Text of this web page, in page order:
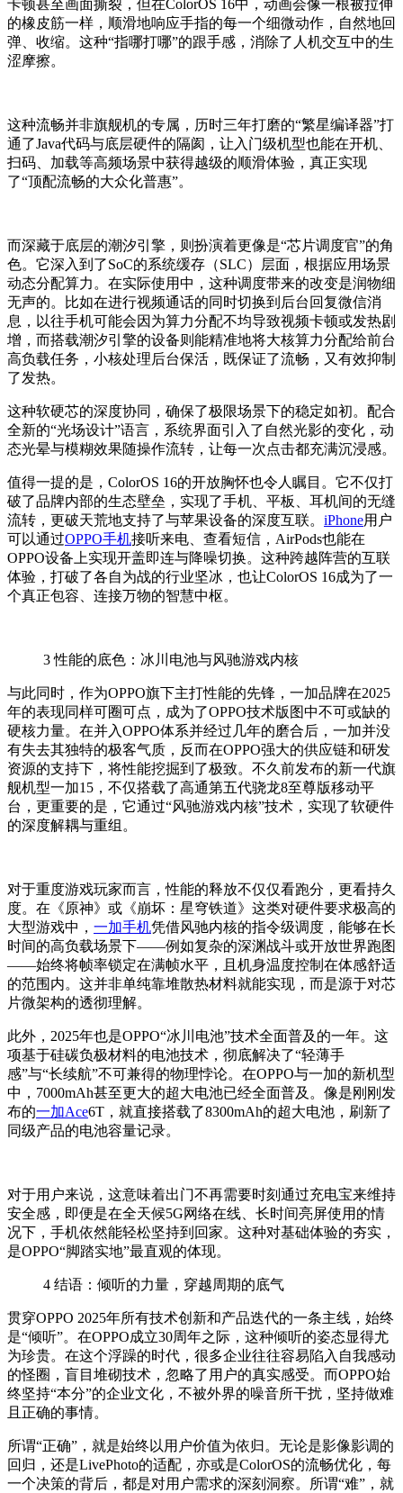
卡顿甚至画面撕裂，但在ColorOS 16中，动画会像一根被拉伸
的橡皮筋一样，顺滑地响应手指的每一个细微动作，自然地回
弹、收缩。这种“指哪打哪”的跟手感，消除了人机交互中的生
涩摩擦。
这种流畅并非旗舰机的专属，历时三年打磨的“繁星编译器”打
通了Java代码与底层硬件的隔阂，让入门级机型也能在开机、
扫码、加载等高频场景中获得越级的顺滑体验，真正实现
了“顶配流畅的大众化普惠”。
而深藏于底层的潮汐引擎，则扮演着更像是“芯片调度官”的角
色。它深入到了SoC的系统缓存（SLC）层面，根据应用场景
动态分配算力。在实际使用中，这种调度带来的改变是润物细
无声的。比如在进行视频通话的同时切换到后台回复微信消
息，以往手机可能会因为算力分配不均导致视频卡顿或发热剧
增，而搭载潮汐引擎的设备则能精准地将大核算力分配给前台
高负载任务，小核处理后台保活，既保证了流畅，又有效抑制
了发热。
这种软硬芯的深度协同，确保了极限场景下的稳定如初。配合
全新的“光场设计”语言，系统界面引入了自然光影的变化，动
态光晕与模糊效果随操作流转，让每一次点击都充满沉浸感。
值得一提的是，ColorOS 16的开放胸怀也令人瞩目。它不仅打
破了品牌内部的生态壁垒，实现了手机、平板、耳机间的无缝
流转，更破天荒地支持了与苹果设备的深度互联。 iPhone用户
可以通过OPPO手机接听来电、查看短信，AirPods也能在
OPPO设备上实现开盖即连与降噪切换。这种跨越阵营的互联
体验，打破了各自为战的行业坚冰，也让ColorOS 16成为了一
个真正包容、连接万物的智慧中枢。
3性能的底色：冰川电池与风驰游戏内核
与此同时，作为OPPO旗下主打性能的先锋，一加品牌在2025
年的表现同样可圈可点，成为了OPPO技术版图中不可或缺的
硬核力量。在并入OPPO体系并经过几年的磨合后，一加并没
有失去其独特的极客气质，反而在OPPO强大的供应链和研发
资源的支持下，将性能挖掘到了极致。不久前发布的新一代旗
舰机型一加15，不仅搭载了高通第五代骁龙8至尊版移动平
台，更重要的是，它通过“风驰游戏内核”技术，实现了软硬件
的深度解耦与重组。
对于重度游戏玩家而言，性能的释放不仅仅看跑分，更看持久
度。在《原神》或《崩坏：星穹铁道》这类对硬件要求极高的
大型游戏中， 一加手机凭借风驰内核的指令级调度，能够在长
时间的高负载场景下——例如复杂的深渊战斗或开放世界跑图
——始终将帧率锁定在满帧水平，且机身温度控制在体感舒适
的范围内。这并非单纯靠堆散热材料就能实现，而是源于对芯
片微架构的透彻理解。
此外，2025年也是OPPO“冰川电池”技术全面普及的一年。这
项基于硅碳负极材料的电池技术，彻底解决了“轻薄手
感”与“长续航”不可兼得的物理悖论。在OPPO与一加的新机型
中，7000mAh甚至更大的超大电池已经全面普及。像是刚刚发
布的一加Ace6T，就直接搭载了8300mAh的超大电池，刷新了
同级产品的电池容量记录。
对于用户来说，这意味着出门不再需要时刻通过充电宝来维持
安全感，即便是在全天候5G网络在线、长时间亮屏使用的情
况下，手机依然能轻松坚持到回家。这种对基础体验的夯实，
是OPPO“脚踏实地”最直观的体现。
4 结语：倾听的力量，穿越周期的底气
贯穿OPPO 2025年所有技术创新和产品迭代的一条主线，始终
是“倾听”。在OPPO成立30周年之际，这种倾听的姿态显得尤
为珍贵。在这个浮躁的时代，很多企业往往容易陷入自我感动
的怪圈，盲目堆砌技术，忽略了用户的真实感受。而OPPO始
终坚持“本分”的企业文化，不被外界的噪音所干扰，坚持做难
且正确的事情。
所谓“正确”，就是始终以用户价值为依归。无论是影像影调的
回归，还是LivePhoto的适配，亦或是ColorOS的流畅优化，每
一个决策的背后，都是对用户需求的深刻洞察。所谓“难”，就